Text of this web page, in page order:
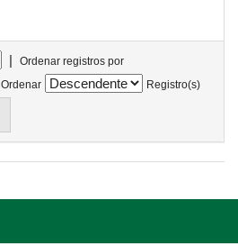
|
Ordenar registros por
Ordenar
Registro(s)